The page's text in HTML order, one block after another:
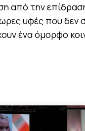
από την
υφές που δεν
ένα όμορφο